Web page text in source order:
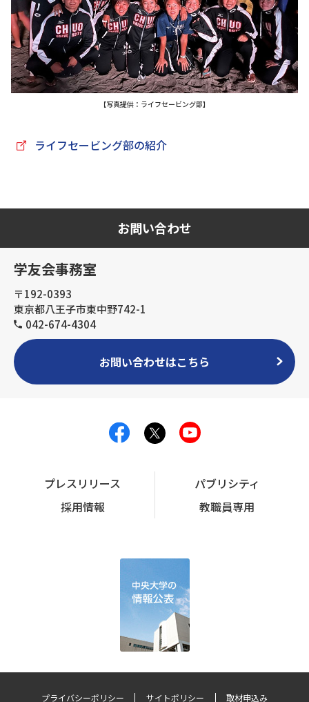
【写真提供：ライフセービング部】
ライフセービング部の紹介
お問い合わせ
学友会事務室
〒192-0393
東京都八王子市東中野742-1
042-674-4304
お問い合わせはこちら
プレスリリース
パブリシティ
採用情報
教職員専用
プライバシーポリシー サイトポリシー 取材申込み